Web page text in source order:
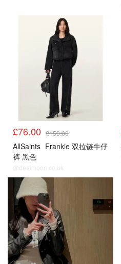
£76.00 £159.00
AllSaints Frankie 双拉链牛仔
裤 黑色
@dealmoon.co.uk